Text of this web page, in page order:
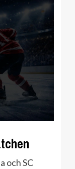
och SC